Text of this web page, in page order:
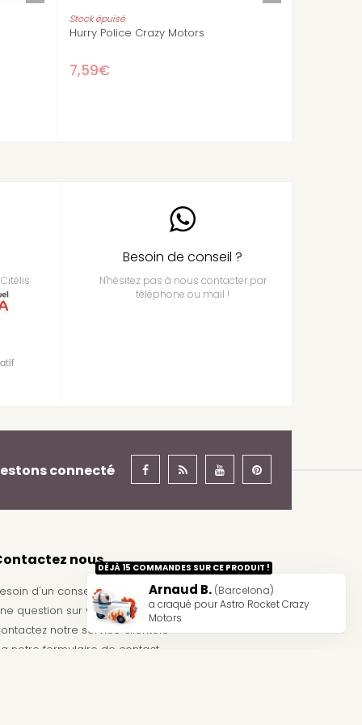
Red Skull Crazy Motors
7,59€
Arnaud B. (Barcelona)
a craqué pour Astro Rocket Crazy
Motors
DÉJÀ 15 COMMANDES SUR CE PRODUIT !
Besoin de conseil ?
N'hésitez pas à nous contacter par
téléphone ou mail !
connecté
nous
d'un conseil ?
question sur votre commande ?
notre service clientèle
notre formulaire de contact